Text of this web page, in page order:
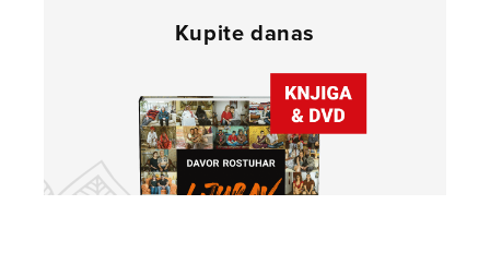
Kupite danas